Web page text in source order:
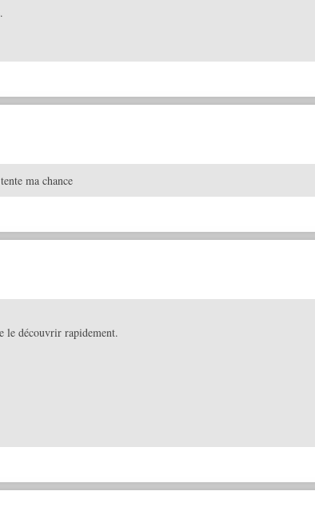
ma chance
le découvrir rapidement.